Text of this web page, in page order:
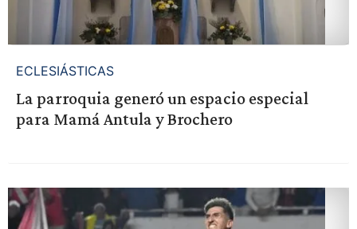
ECLESIÁSTICAS
La parroquia generó un espacio especial
para Mamá Antula y Brochero